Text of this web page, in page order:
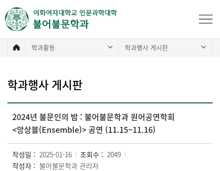
학과활동 학과행사 게시판
학과행사 게시판
2024년 불문인의 밤 : 불어불문학과 원어공연학회
<앙상블(Ensemble)> 공연 (11.15~11.16)
작성일 : 2025-01-16 조회수 : 2049
작성자 : 불어불문학과 관리자